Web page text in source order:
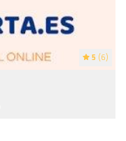
5 (6)